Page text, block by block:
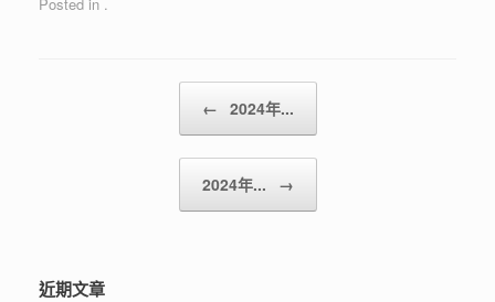
Post navigation
← 2024年...
2024年... →
近期文章